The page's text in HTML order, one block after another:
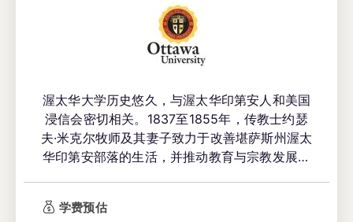
渥太华大学历史悠久，与渥太华印第安人和美国
浸信会密切相关。1837至1855年，传教士约瑟
夫·米克尔牧师及其妻子致力于改善堪萨斯州渥太
华印第安部落的生活，并推动教育与宗教发展。
印第安人捐赠20,000英亩土地，浸信会承诺提供
学费预估